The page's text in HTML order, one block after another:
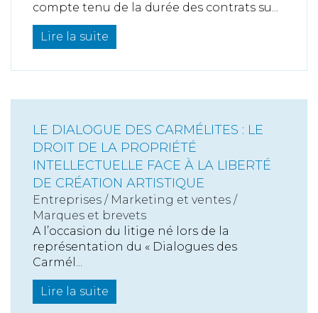
compte tenu de la durée des contrats su...
Lire la suite
LE DIALOGUE DES CARMÉLITES : LE
DROIT DE LA PROPRIÉTÉ
INTELLECTUELLE FACE À LA LIBERTÉ
DE CRÉATION ARTISTIQUE
Entreprises / Marketing et ventes /
Marques et brevets
A l’occasion du litige né lors de la
représentation du « Dialogues des
Carmél...
Lire la suite